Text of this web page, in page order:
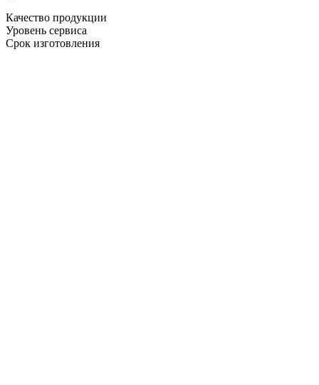
Качество продукции
Уровень сервиса
Срок изготовления